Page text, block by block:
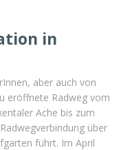
in
aber auch von
eröffnete Radweg vom
Ache bis zum
über
führt. Im April